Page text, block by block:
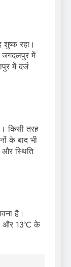
शुष्क रहा।
जगदलपुर में
में दर्ज
किसी तरह
के बाद भी
और स्थिति
है।
और 13°C के